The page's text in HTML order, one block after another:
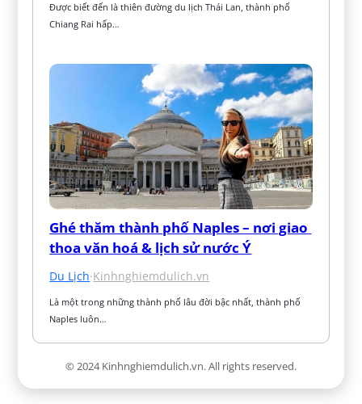
Được biết đến là thiên đường du lịch Thái Lan, thành phố
Chiang Rai hấp…
Ghé thăm thành phố Naples – nơi giao
thoa văn hoá & lịch sử nước Ý
Du Lịch·Kinhnghiemdulich.vn
Là một trong những thành phố lâu đời bậc nhất, thành phố
Naples luôn…
© 2024 Kinhnghiemdulich.vn. All rights reserved.